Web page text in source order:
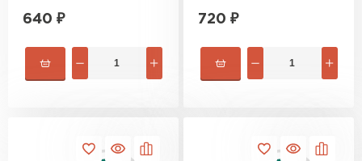
640 ₽ 720 ₽